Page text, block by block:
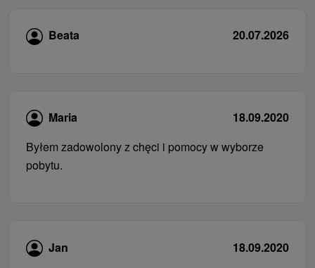
Beata 20.07.2026
Maria
18.09.2020
Byłem zadowolony z chęci i pomocy w wyborze
pobytu.
Jan
18.09.2020